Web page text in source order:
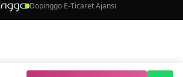
Dopinggo E-Ticaret Ajansı